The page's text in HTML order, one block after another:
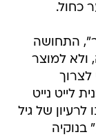
כחול.
התחושה
ולא למוצר
לצרוך
לייט נייט
של גיל
בנוקיה